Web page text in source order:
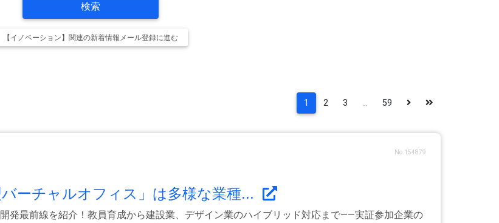
検索
【イノベーション】関連の新着情報メール登録に進む
1 2 3 ... 59
No.154879
ーチャルオフィス」は多様な業種...
発最前線を紹介！教員育成から建設業、デザイン業のハイブリッド対応まで――実証参加企業の